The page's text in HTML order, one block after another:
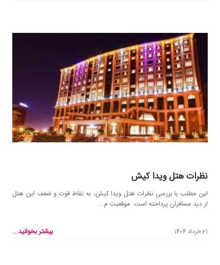
نظرات هتل ویدا کیش
این مطلب با بررسی نظرات هتل ویدا کیش، به نقاط قوت و ضعف این هتل
از دید مسافران پرداخته است. موقعیت م...
21 خرداد 1404 بیشتر بخوانید...